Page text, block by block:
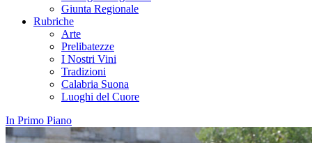
Giunta Regionale
Rubriche
Arte
Prelibatezze
I Nostri Vini
Tradizioni
Calabria Suona
Luoghi del Cuore
In Primo Piano